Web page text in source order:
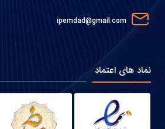
ipemdad@gmail.com
نماد های اعتماد